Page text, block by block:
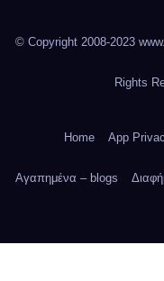
© Copyright 2008-2023
Rights
Home App
Αγαπημένα – blogs